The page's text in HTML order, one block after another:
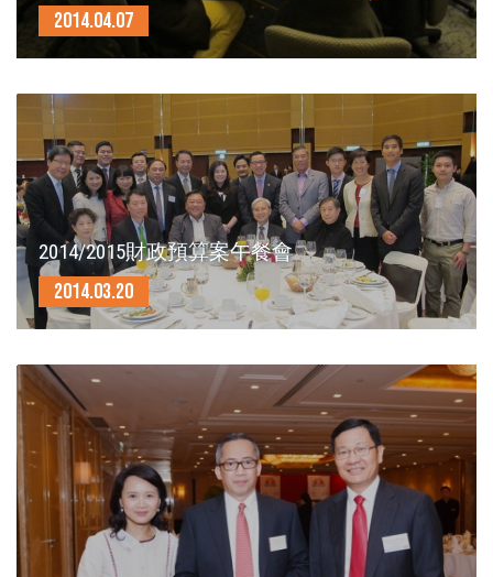
2014.04.07
2014/2015財政預算案午餐會
2014.03.20